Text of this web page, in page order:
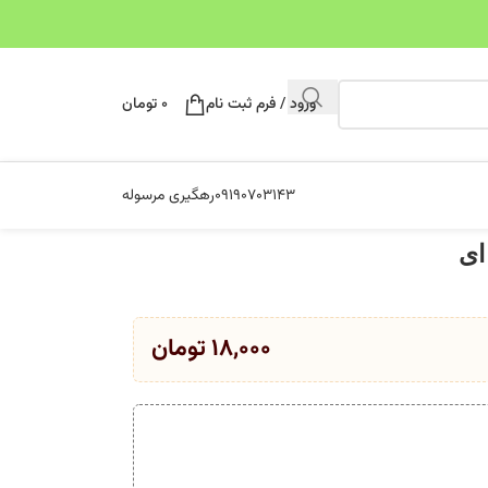
ورود / فرم ثبت نام ۰ تومان
۰۹۱۹۰۷۰۳۱۴۳رهگیری مرسوله
۱۸,۰۰۰تومان